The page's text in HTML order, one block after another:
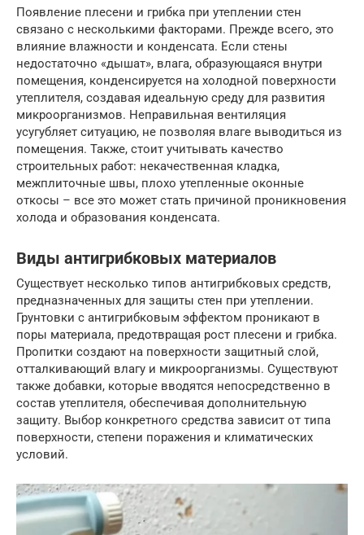
Появление плесени и грибка при утеплении стен
связано с несколькими факторами. Прежде всего, это
влияние влажности и конденсата. Если стены
недостаточно «дышат», влага, образующаяся внутри
помещения, конденсируется на холодной поверхности
утеплителя, создавая идеальную среду для развития
микроорганизмов. Неправильная вентиляция
усугубляет ситуацию, не позволяя влаге выводиться из
помещения. Также, стоит учитывать качество
строительных работ: некачественная кладка,
межплиточные швы, плохо утепленные оконные
откосы – все это может стать причиной проникновения
холода и образования конденсата.
Виды антигрибковых материалов
Существует несколько типов антигрибковых средств,
предназначенных для защиты стен при утеплении.
Грунтовки с антигрибковым эффектом проникают в
поры материала, предотвращая рост плесени и грибка.
Пропитки создают на поверхности защитный слой,
отталкивающий влагу и микроорганизмы. Существуют
также добавки, которые вводятся непосредственно в
состав утеплителя, обеспечивая дополнительную
защиту. Выбор конкретного средства зависит от типа
поверхности, степени поражения и климатических
условий.